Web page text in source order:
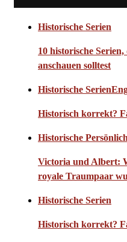
Historische Serien
10 historische
anschauen solltest
Historische Serien
Historisch korrekt?
Historische
Victoria und Albert:
royale Traumpaar
Historische Serien
Historisch korrekt?